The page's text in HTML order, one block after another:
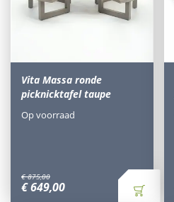
Vita Massa ronde
picknicktafel taupe
€ 875,00
€649,00
Op voorraad